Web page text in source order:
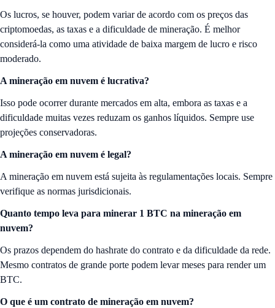
Os lucros, se houver, podem variar de acordo com os preços das
criptomoedas, as taxas e a dificuldade de mineração. É melhor
considerá-la como uma atividade de baixa margem de lucro e risco
moderado.
A mineração em nuvem é lucrativa?
Isso pode ocorrer durante mercados em alta, embora as taxas e a
dificuldade muitas vezes reduzam os ganhos líquidos. Sempre use
projeções conservadoras.
A mineração em nuvem é legal?
A mineração em nuvem está sujeita às regulamentações locais. Sempre
verifique as normas jurisdicionais.
Quanto tempo leva para minerar 1 BTC na mineração em
nuvem?
Os prazos dependem do hashrate do contrato e da dificuldade da rede.
Mesmo contratos de grande porte podem levar meses para render um
BTC.
O que é um contrato de mineração em nuvem?